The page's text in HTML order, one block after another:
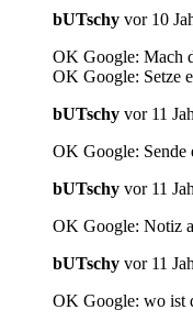
bUTschy vor 10
OK Google: Mach
OK Google: Setze
bUTschy vor 11
OK Google: Sende
bUTschy vor 11
OK Google: Notiz
bUTschy vor 11
OK Google: wo ist